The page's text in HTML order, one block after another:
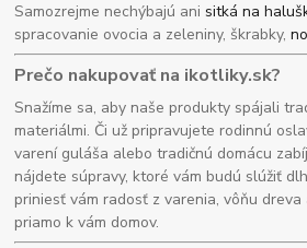
Samozrejme nechýbajú anisitká na
spracovanie ovocia a zeleniny, škrabky,
Prečo nakupovať na ikotliky.sk?
Snažíme sa, aby naše produkty spájali
materiálmi. Či už pripravujete rodinnú
varení guláša alebo tradičnú domácu
nájdete súpravy, ktoré vám budú slúžiť
priniesť vám radosť z varenia, vôňu
priamo k vám domov.